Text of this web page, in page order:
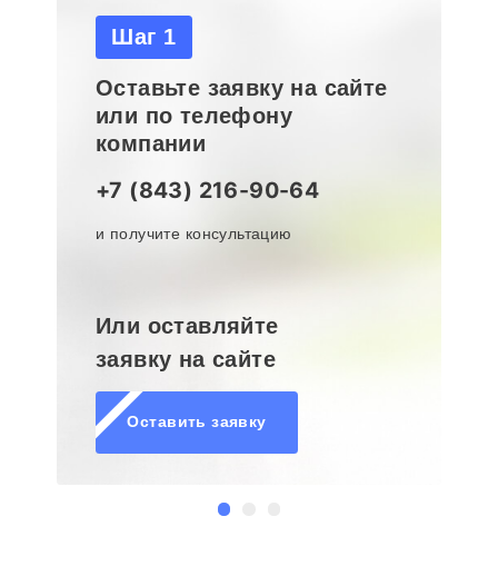
Шаг 1
Оставьте заявку на сайте
или по телефону
компании
+7 (843) 216-90-64
и получите консультацию
Или оставляйте
заявку на сайте
Оставить заявку